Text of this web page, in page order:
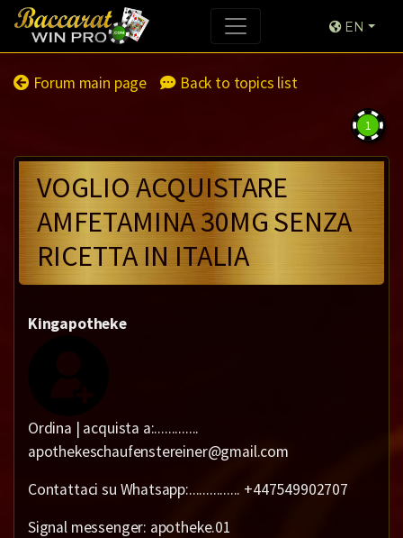
EN
Forum main page Back to topics list
1
VOGLIO ACQUISTARE
AMFETAMINA 30MG SENZA
RICETTA IN ITALIA
Kingapotheke
Ordina | acquista a:.............
apothekeschaufenstereiner@gmail.com
Contattaci su Whatsapp:............... +447549902707
Signal messenger: apotheke.01